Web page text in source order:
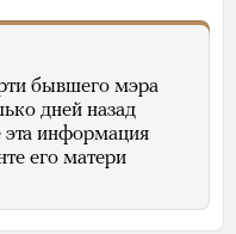
бывшего мэра
дней назад
эта информация
его матери